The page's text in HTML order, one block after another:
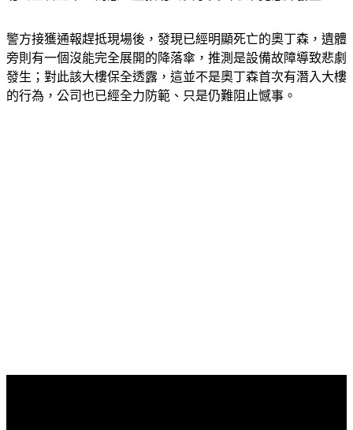
警方接獲通報趕抵現場後，發現已經明顯死亡的奧丁森，遺體
旁則有一個沒能完全展開的降落傘，推測是設備故障導致悲劇
發生；對此該大樓保全透露，這並不是奧丁森首次有潛入大樓